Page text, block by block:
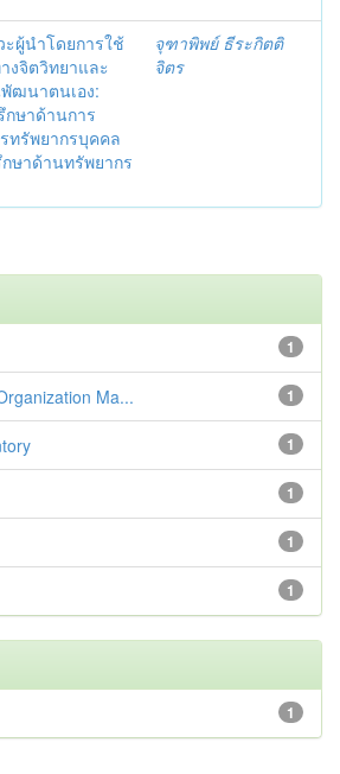
ผู้นำโดยการใช้
งจิตวิทยาและ
ฒนาตนเอง:
ษาด้านการ
ทรัพยากรบุคคล
ษาด้านทรัพยากร
จุฑาพิพย์ ธีระกิตติ
จิตร
1
1
Ma...
1
1
1
1
1